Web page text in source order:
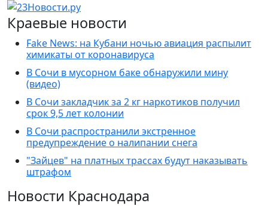
Краевые новости
Fake News: на Кубани ночью авиация распылит
химикаты от коронавируса
В Сочи в мусорном баке обнаружили мину
(видео)
В Сочи закладчик за 2 кг наркотиков получил
срок 9,5 лет колонии
В Сочи распространили экстренное
предупреждение о налипании снега
"Зайцев" на платных трассах будут наказывать
штрафом
Новости Краснодара